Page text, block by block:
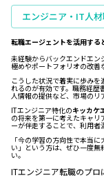
エンジニア・IT人
転職エージェントを活用する
未経験からバックエンドエン
極めやポートフォリオの改善
こうした状況で着実に歩み
れるのが有効です。職務経歴
人情報の提供など、市場のリ
ITエンジニア特化のキッカケ
の将来を第一に考えたキャ
ーが伴走することで、利用者
「今の学習の方向性で本当
い」という方は、ぜひ一度
い。
ITエンジニア転職のプロ